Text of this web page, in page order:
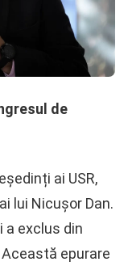
de
ai USR,
lui Nicușor Dan.
a exclus din
epurare